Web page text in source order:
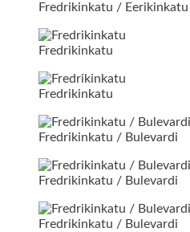
Fredrikinkatu / Eerikinkatu
Fredrikinkatu
Fredrikinkatu
Fredrikinkatu / Bulevardi
Fredrikinkatu / Bulevardi
Fredrikinkatu / Bulevardi